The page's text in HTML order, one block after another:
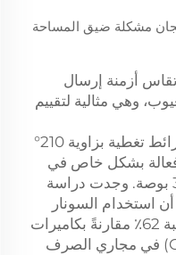
مشكلة ضيق المساحة
أزمنة إرسال
وهي مثالية لتقييم
توليد خرائط تغطية بزاوية 210°
بشكل خاص في
الأنابيب ذات القطر بين 12 إلى 36 بوصة. وجدت دراسة
على 147 بلدية أن استخدام السونار
الجانبي قلّل من أخطاء الحفر بنسبة 62٪ مقارنةً بكاميرات
الدوائر التلفزيونية المغلقة (CCTV) في مجاري الصرف